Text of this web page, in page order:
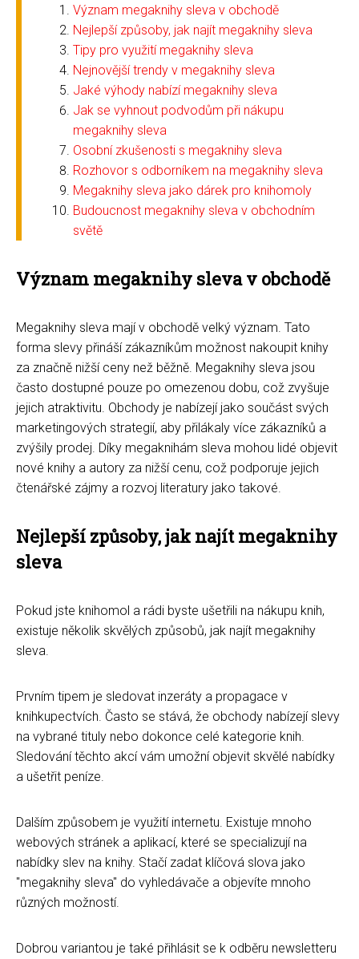
Význam megaknihy sleva v obchodě
Nejlepší způsoby, jak najít megaknihy sleva
Tipy pro využití megaknihy sleva
Nejnovější trendy v megaknihy sleva
Jaké výhody nabízí megaknihy sleva
Jak se vyhnout podvodům při nákupu
megaknihy sleva
Osobní zkušenosti s megaknihy sleva
Rozhovor s odborníkem na megaknihy sleva
Megaknihy sleva jako dárek pro knihomoly
Budoucnost megaknihy sleva v obchodním
světě
Význam megaknihy sleva v obchodě
Megaknihy sleva mají v obchodě velký význam. Tato
forma slevy přináší zákazníkům možnost nakoupit knihy
za značně nižší ceny než běžně. Megaknihy sleva jsou
často dostupné pouze po omezenou dobu, což zvyšuje
jejich atraktivitu. Obchody je nabízejí jako součást svých
marketingových strategií, aby přilákaly více zákazníků a
zvýšily prodej. Díky megaknihám sleva mohou lidé objevit
nové knihy a autory za nižší cenu, což podporuje jejich
čtenářské zájmy a rozvoj literatury jako takové.
Nejlepší způsoby, jak najít megaknihy
sleva
Pokud jste knihomol a rádi byste ušetřili na nákupu knih,
existuje několik skvělých způsobů, jak najít megaknihy
sleva.
Prvním tipem je sledovat inzeráty a propagace v
knihkupectvích. Často se stává, že obchody nabízejí slevy
na vybrané tituly nebo dokonce celé kategorie knih.
Sledování těchto akcí vám umožní objevit skvělé nabídky
a ušetřit peníze.
Dalším způsobem je využití internetu. Existuje mnoho
webových stránek a aplikací, které se specializují na
nabídky slev na knihy. Stačí zadat klíčová slova jako
"megaknihy sleva" do vyhledávače a objevíte mnoho
různých možností.
Dobrou variantou je také přihlásit se k odběru newsletteru